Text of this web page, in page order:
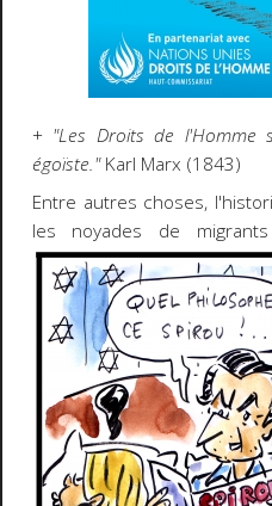
+ "Les Droits de l'Homme
égoïste."Karl Marx (1843)
Entre autres choses,
les noyades de